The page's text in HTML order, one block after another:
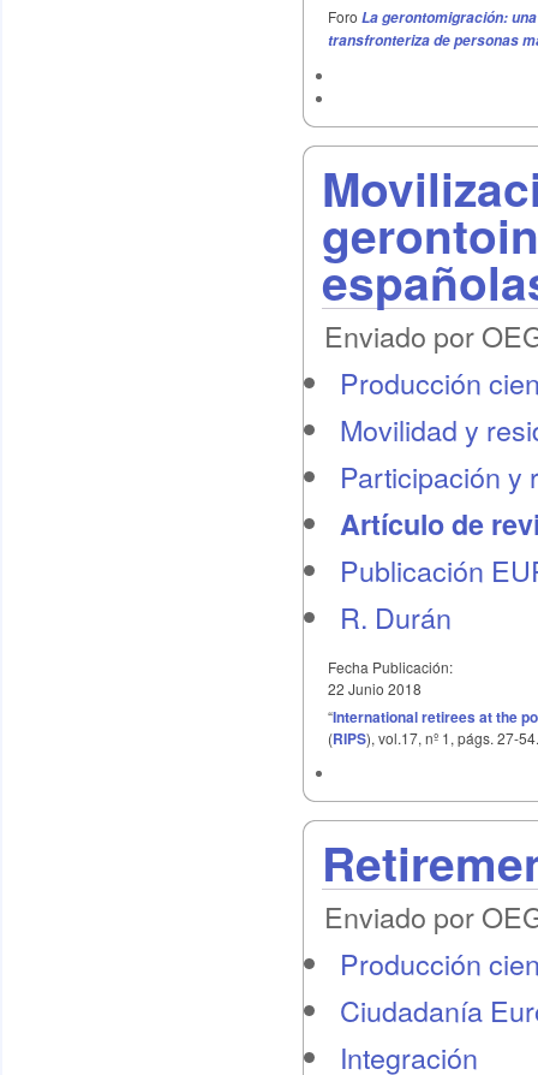
Foro La gerontomigración:
transfronteriza de personas
Enviado por
Producción
Movilidad y
Participación y
Artículo de
Publicación
R. Durán
Fecha Publicación:
22 Junio 2018
“International retirees at the
(RIPS), vol.17, nº 1, págs. 27-
Enviado por
Producción
Ciudadanía
Integración